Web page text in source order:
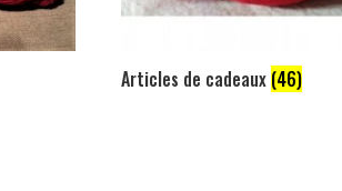
Articles de cadeaux (46)